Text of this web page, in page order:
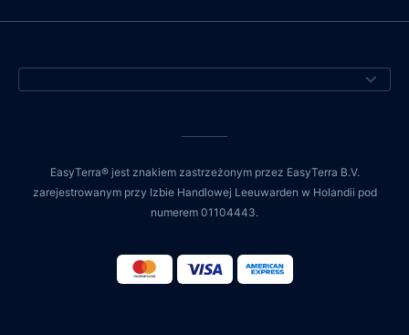
EasyTerra® jest znakiem zastrzeżonym przez EasyTerra B.V.
zarejestrowanym przy Izbie Handlowej Leeuwarden w Holandii pod
numerem 01104443.